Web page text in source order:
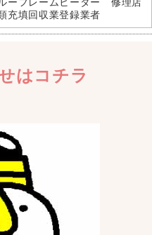
充填回収業登録業者
はコチラ